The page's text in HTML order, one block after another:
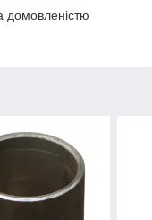
домовленістю